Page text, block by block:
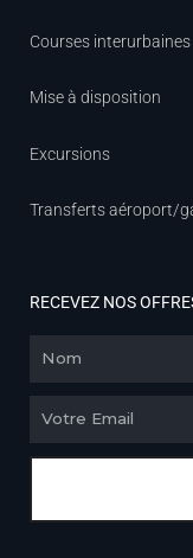
Courses interurbaines
Mise à disposition
Excursions
Transferts aéroport/
RECEVEZ NOS